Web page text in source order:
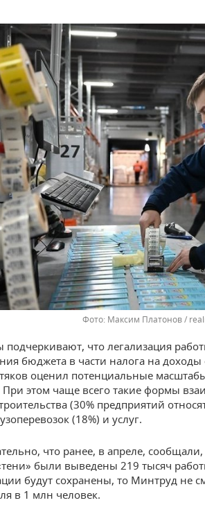
Максим Платонов /
подчеркивают, что легализация
бюджета в части налога на
оценил потенциальные
При этом чаще всего такие формы
(30% предприятий
(18%) и услуг.
что ранее, в апреле,
были выведены 219 тысяч
будут сохранены, то Минтруд не
в 1 млн человек.